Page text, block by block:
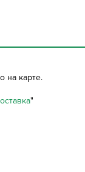
на карте.
"